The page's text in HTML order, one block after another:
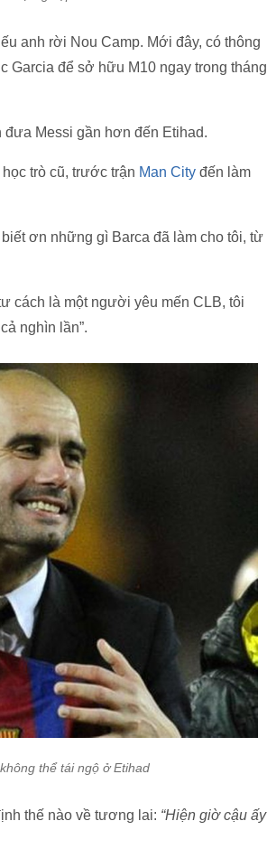
anh rời Nou Camp. Mới đây, có thông
Garcia để sở hữu M10 ngay trong tháng
Messi gần hơn đến Etihad.
trò cũ, trước trận Man City đến làm
ơn những gì Barca đã làm cho tôi, từ
cách là một người yêu mến CLB, tôi
nghìn lần”.
thể tái ngộ ở Etihad
thế nào về tương lai: “Hiện giờ cậu ấy